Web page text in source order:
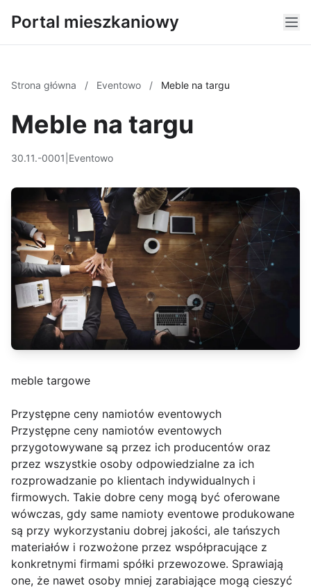
Portal mieszkaniowy
Strona główna / Eventowo / Meble na targu
Meble na targu
30.11.-0001 Eventowo
meble targowe
Przystępne ceny namiotów eventowych
Przystępne ceny namiotów eventowych
przygotowywane są przez ich producentów oraz
przez wszystkie osoby odpowiedzialne za ich
rozprowadzanie po klientach indywidualnych i
firmowych. Takie dobre ceny mogą być oferowane
wówczas, gdy same namioty eventowe produkowane
są przy wykorzystaniu dobrej jakości, ale tańszych
materiałów i rozwożone przez współpracujące z
konkretnymi firmami spółki przewozowe. Sprawiają
one, że nawet osoby mniej zarabiające mogą cieszyć